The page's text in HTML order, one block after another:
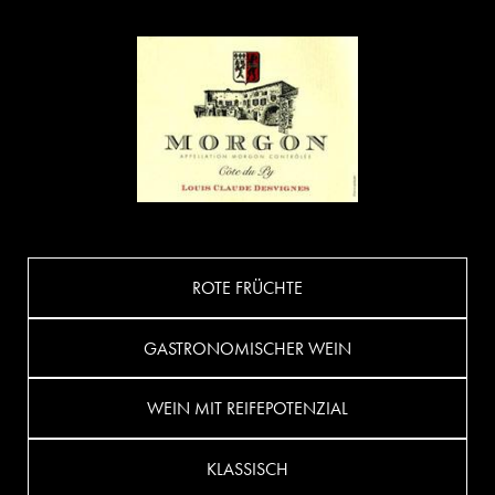
ROTE FRÜCHTE
GASTRONOMISCHER WEIN
WEIN MIT REIFEPOTENZIAL
KLASSISCH